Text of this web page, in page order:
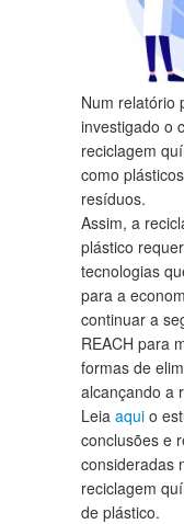
Num relatório
investigado o
reciclagem
como
resíduos.
Assim, a
plástico
tecnologias
para a
continuar a
REACH para
formas de
alcançando a
Leia aqui o
conclusões e
consideradas
reciclagem
de plástico.